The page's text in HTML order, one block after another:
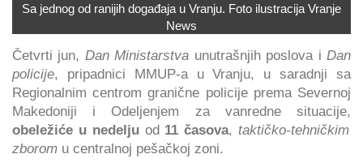
Sa jednog od ranijih događaja u Vranju. Foto ilustracija Vranje
News
Četvrti jun, Dan Ministarstva unutrašnjih poslova iDan
policije, pripadnici MMUP-a u Vranju, u saradnji sa
Regionalnim centrom granične policije prema Severnoj
Makedoniji i Odeljenjem za vanredne situacije,
obeležiće u nedeljuod11 časova, taktičko-tehničkim
zborom u centralnoj pešačkoj zoni.